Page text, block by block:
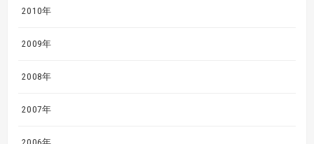
2010年
2009年
2008年
2007年